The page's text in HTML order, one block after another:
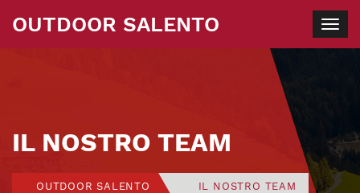
OUTDOOR SALENTO
IL NOSTRO TEAM
OUTDOOR SALENTO IL NOSTRO TEAM